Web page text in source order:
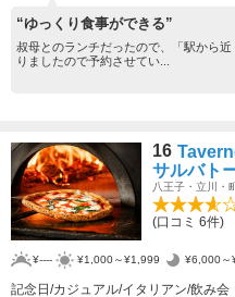
“ゆっくり食事ができる”
叔母とのランチだったので、「駅から
りましたので予約させてい...
16
サルバト
八王子・立川・
(口コミ 6件)
¥---- ¥1,000～¥1,999 ¥6,000～
記念日/カジュアル/イタリアン/飲み会